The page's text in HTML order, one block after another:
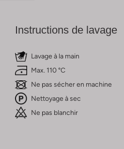
Instructions de lavage
Lavage à la main
Max. 110 °C
Ne pas sécher en machine
Nettoyage à sec
Ne pas blanchir